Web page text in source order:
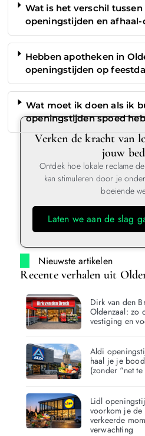
Wat is het verschil tussen
openingstijden en
Hebben apotheken in
openingstijden op
Wat moet ik doen als ik
openingstijden spoed
Verken de kracht van
jouw
Ontdek hoe lokale reclame
kan stimuleren door je
boeiende
Laten we aan de slag
Nieuwste artikelen
Recente verhalen uit
Dirk van den
Oldenzaal: zo
vestiging en
Aldi
haal je je
(zonder “net te
Lidl
voorkom je de
verkeerde
verwachting